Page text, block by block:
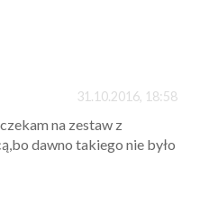
31.10.2016, 18:58
na zestaw z
dawno takiego nie było